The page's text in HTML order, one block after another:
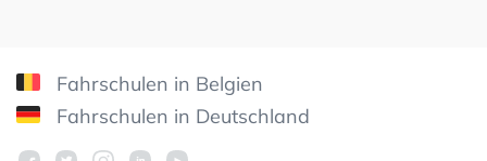
Fahrschulen in Belgien
Fahrschulen in Deutschland